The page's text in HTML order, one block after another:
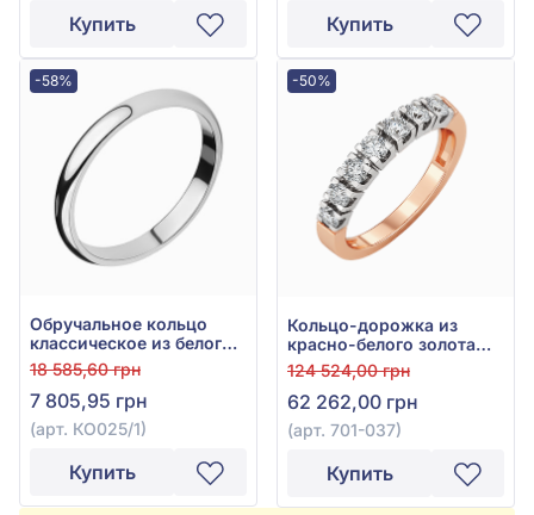
Купить Купить
-58%
Обручальное кольцо
классическое из белого
золота 585° без вставки,
арт. КО025/1
18 585,60 грн
7 805,95 грн
(арт. КО025/1)
Купить
-50%
Кольцо-дорожка из
красно-белого золота
585° с бриллиантами
0,33ct, арт. 701-037
124 524,00 грн
62 262,00 грн
(арт. 701-037)
Купить